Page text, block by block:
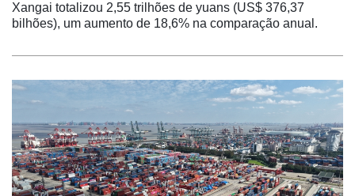
Xangai totalizou 2,55 trilhões de yuans (US$ 376,37
bilhões), um aumento de 18,6% na comparação anual.